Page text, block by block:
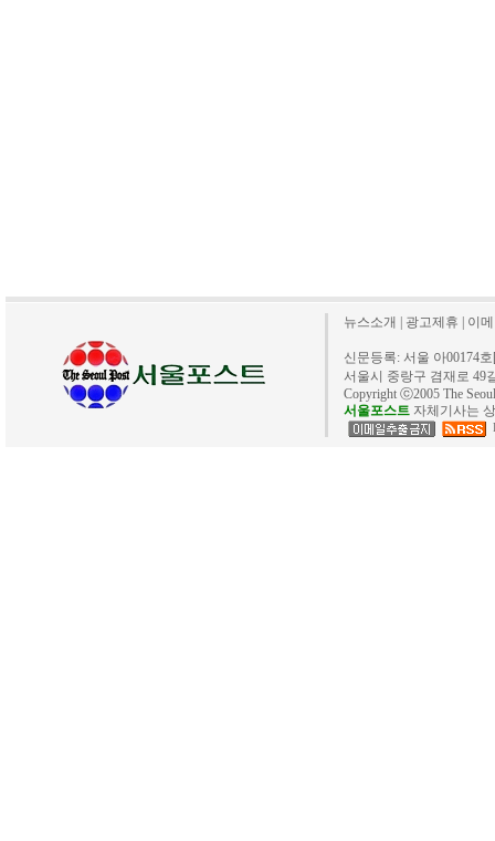
뉴스소개 광고제휴 이
신문등록: 서울 아00174
서울시 중랑구 겸재로 49
Copyright ⓒ2005 The
서울포스트 자체기사는